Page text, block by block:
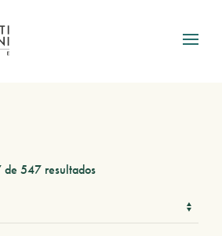
547 resultados